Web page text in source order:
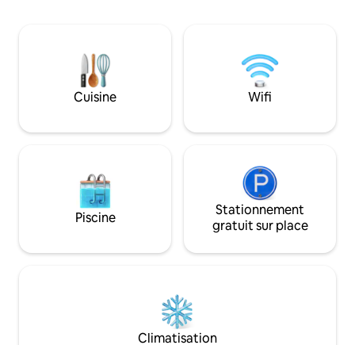
d'une douche en marbre pour
2 personnes, d'une terrasse avant privée
avec sièges pour 4 personnes, d'un spa
Solana pour 2 personnes. Parfait pour un
Peint récemment en bleu des Caraïbes
un havre de paix
restaurants, de
de classe
maintenant et
♥ pour
Cuisine Wifi
Piscine
Stationnement
gratuit sur place
Climatisation